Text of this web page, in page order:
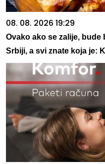
08. 08. 2026 19:29
Ovako ako se zalije,
Srbiji, a svi znate koja je: